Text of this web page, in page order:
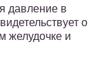
давление в
о
желудочке и